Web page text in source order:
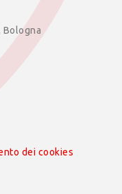
Bologna
dei cookies